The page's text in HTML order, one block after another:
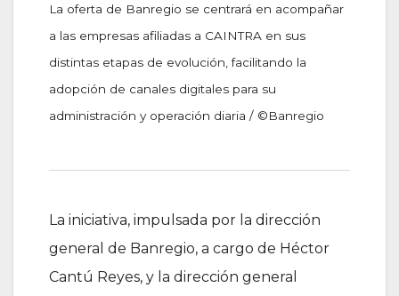
La oferta de Banregio se centrará en acompañar
a las empresas afiliadas a CAINTRA en sus
distintas etapas de evolución, facilitando la
adopción de canales digitales para su
administración y operación diaria / ©Banregio
La iniciativa, impulsada por la dirección
general de Banregio, a cargo de Héctor
Cantú Reyes, y la dirección general